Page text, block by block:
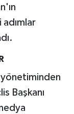
adımlar
yönetiminden
Başkanı